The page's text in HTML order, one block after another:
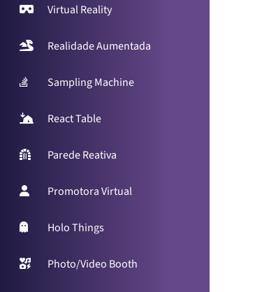
Virtual Reality
Realidade Aumentada
Sampling Machine
React Table
Parede Reativa
Promotora Virtual
Holo Things
Photo/Video Booth